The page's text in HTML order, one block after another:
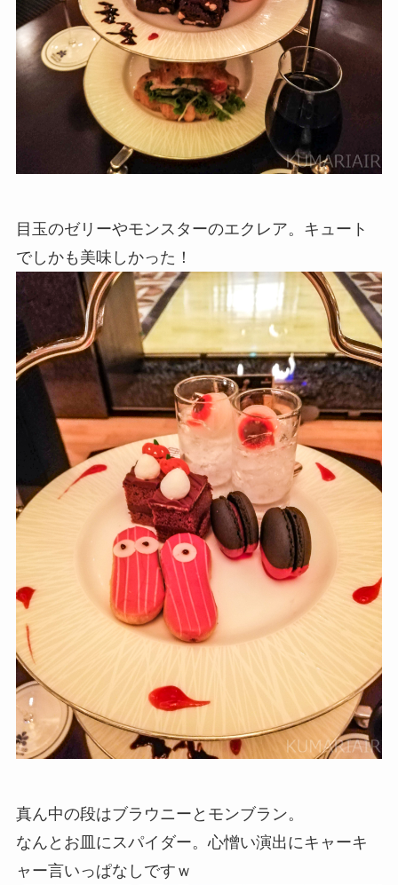
目玉のゼリーやモンスターのエクレア。キュート
でしかも美味しかった！
真ん中の段はブラウニーとモンブラン。
なんとお皿にスパイダー。心憎い演出にキャーキ
ャー言いっぱなしですｗ